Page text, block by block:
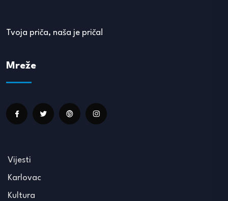
Tvoja priča, naša je priča!
Mreže
Vijesti
Karlovac
Kultura